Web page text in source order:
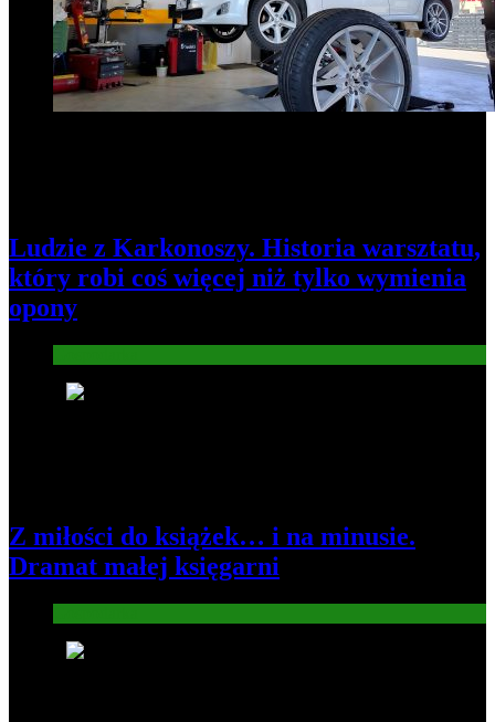
Ludzie z Karkonoszy. Historia warsztatu,
który robi coś więcej niż tylko wymienia
opony
Z miłości do książek… i na minusie.
Dramat małej księgarni